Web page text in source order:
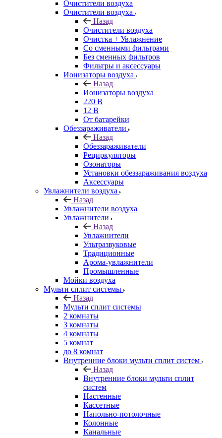
Очистители воздуха
Очистители воздуха
Назад
Очистители воздуха
Очистка + Увлажнение
Cо сменными фильтрами
Без сменных фильтров
Фильтры и аксессуары
Ионизаторы воздуха
Назад
Ионизаторы воздуха
220 В
12 В
От батарейки
Обеззараживатели
Назад
Обеззараживатели
Рециркуляторы
Озонаторы
Установки обеззараживания воздуха
Аксессуары
Увлажнители воздуха
Назад
Увлажнители воздуха
Увлажнители
Назад
Увлажнители
Ультразвуковые
Традиционные
Арома-увлажнители
Промышленные
Мойки воздуха
Мульти сплит системы
Назад
Мульти сплит системы
2 комнаты
3 комнаты
4 комнаты
5 комнат
до 8 комнат
Внутренние блоки мульти сплит систем
Назад
Внутренние блоки мульти сплит
систем
Настенные
Кассетные
Напольно-потолочные
Колонные
Канальные